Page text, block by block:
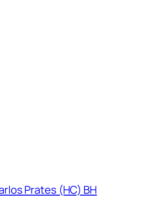
Prates (HC) BH